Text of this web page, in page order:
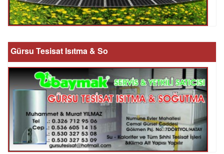
Gürsu Tesisat Isıtma & So